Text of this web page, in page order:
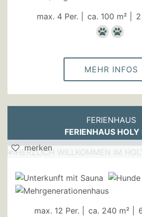
max. 4 Per. | ca. 100 m² |
MEHR INFOS
FERIENHAUS
FERIENHAUS HOLY
merken
max. 12 Per. | ca. 240 m² |